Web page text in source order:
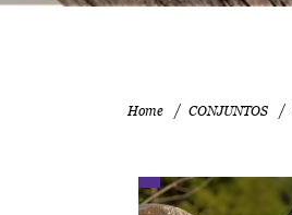
Home CONJUNTOS